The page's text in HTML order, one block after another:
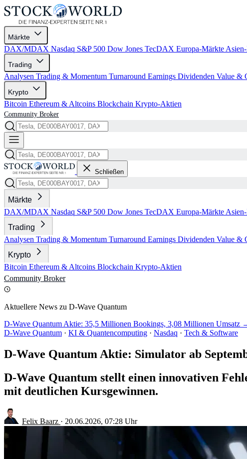
Märkte
DAX/MDAX Nasdaq S&P 500 Dow Jones TecDAX Europa-Märkte
Trading
Analysen Trading & Momentum Turnaround Earnings Dividenden Value &
Krypto
Bitcoin Ethereum & Altcoins Blockchain Krypto-Aktien
Community Broker
Schließen
Märkte
DAX/MDAX Nasdaq S&P 500 Dow Jones TecDAX Europa-Märkte
Trading
Analysen Trading & Momentum Turnaround Earnings Dividenden Value &
Krypto
Bitcoin Ethereum & Altcoins Blockchain Krypto-Aktien
Community Broker
Aktuellere News zu D-Wave Quantum
D-Wave Quantum Aktie: 35,5 Millionen Bookings, 3,08 Millionen Umsatz
D-Wave Quantum · KI & Quantencomputing · Nasdaq · Tech & Software
D-Wave Quantum Aktie: Simulator ab
D-Wave Quantum stellt einen innovativen
mit deutlichen Kursgewinnen.
Felix Baarz · 20.06.2026, 07:28 Uhr